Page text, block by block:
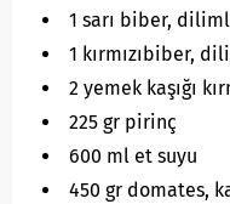
1 sarı biber,
1 kırmızıbiber,
2 yemek kaşığı
225 gr pirinç
600 ml et suyu
450 gr domates,